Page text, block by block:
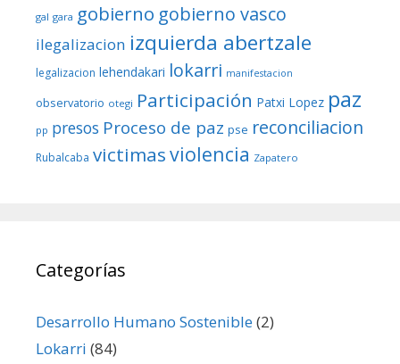
gal gara gobierno gobierno vasco
ilegalizacion izquierda abertzale
legalizacion lehendakari lokarri manifestacion
observatorio otegi Participación Patxi Lopez paz
pp presos Proceso de paz pse reconciliacion
Rubalcaba victimasviolencia Zapatero
Categorías
Desarrollo Humano Sostenible(2)
Lokarri (84)